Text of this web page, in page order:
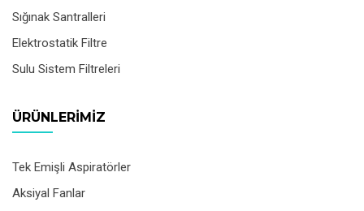
Sığınak Santralleri
Elektrostatik Filtre
Sulu Sistem Filtreleri
ÜRÜNLERIMIZ
Tek Emişli Aspiratörler
Aksiyal Fanlar